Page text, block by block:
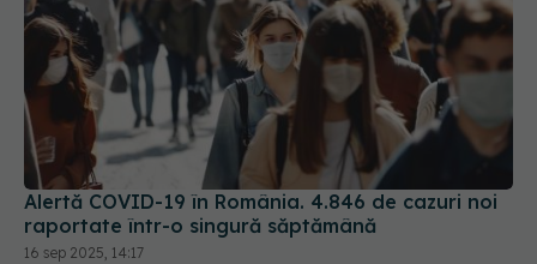
Alertă COVID-19 în România. 4.846 de cazuri noi
raportate într-o singură săptămână
16 sep 2025, 14:17